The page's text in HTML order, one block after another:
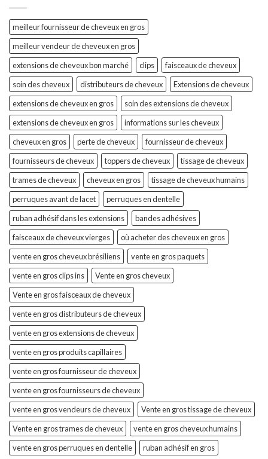
meilleur fournisseur de cheveux en gros
meilleur vendeur de cheveux en gros
extensions de cheveux bon marché
clips
faisceaux de cheveux
soin des cheveux
distributeurs de cheveux
Extensions de cheveux
extensions de cheveux en gros
soin des extensions de cheveux
extensions de cheveux en gros
informations sur les cheveux
cheveux en gros
perte de cheveux
fournisseur de cheveux
fournisseurs de cheveux
toppers de cheveux
tissage de cheveux
trames de cheveux
cheveux en gros
tissage de cheveux humains
perruques avant de lacet
perruques en dentelle
ruban adhésif dans les extensions
bandes adhésives
faisceaux de cheveux vierges
où acheter des cheveux en gros
vente en gros cheveux brésiliens
vente en gros paquets
vente en gros clips ins
Vente en gros cheveux
Vente en gros faisceaux de cheveux
vente en gros distributeurs de cheveux
vente en gros extensions de cheveux
vente en gros produits capillaires
vente en gros fournisseur de cheveux
vente en gros fournisseurs de cheveux
vente en gros vendeurs de cheveux
Vente en gros tissage de cheveux
Vente en gros trames de cheveux
vente en gros cheveux humains
vente en gros perruques en dentelle
ruban adhésif en gros